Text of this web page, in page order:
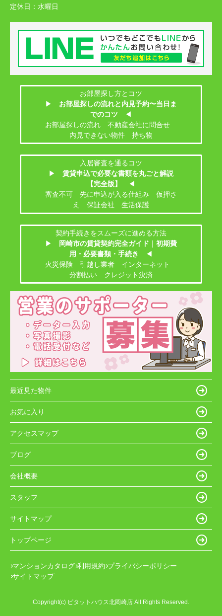
定休日： 水曜日
お部屋探し方とコツ
▶
お部屋探しの流れと内見予約〜当日ま
でのコツ
◀
お部屋探しの流れ 不動産会社に問合せ
内見できない物件 持ち物
入居審査を通るコツ
▶
賃貸申込で必要な書類を丸ごと解説
【完全版】
◀
審査不可 先に申込が入る仕組み 仮押さ
え 保証会社 生活保護
契約手続きをスムーズに進める方法
▶
岡崎市の賃貸契約完全ガイド｜初期費
用・必要書類・手続き
◀
火災保険 引越し業者 インターネット
分割払い クレジット決済
最近見た物件
お気に入り
アクセスマップ
ブログ
会社概要
スタッフ
サイトマップ
トップページ
マンションカタログ 利用規約 プライバシーポリシー
サイトマップ
Copyright(c) ピタットハウス北岡崎店 All Rights Reserved.